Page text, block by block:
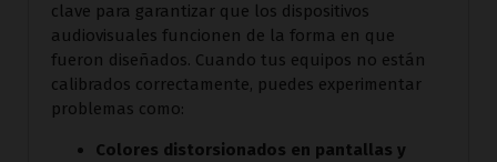
clave para garantizar que los dispositivos
audiovisuales funcionen de la forma en que
fueron diseñados. Cuando tus equipos no están
calibrados correctamente, puedes experimentar
problemas como:
Colores distorsionados en pantallas y